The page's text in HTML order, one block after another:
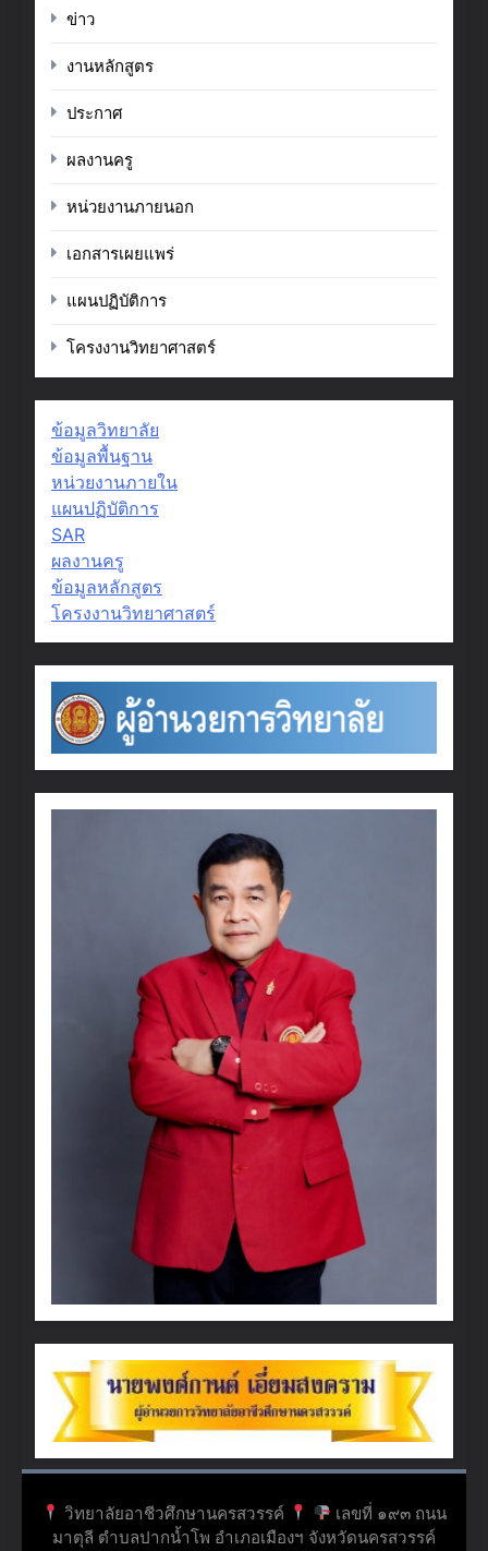
ข่าว
งานหลักสูตร
ประกาศ
ผลงานครู
หน่วยงานภายนอก
เอกสารเผยแพร่
แผนปฏิบัติการ
โครงงานวิทยาศาสตร์
ข้อมูลวิทยาลัย
ข้อมูลพื้นฐาน
หน่วยงานภายใน
แผนปฏิบัติการ
SAR
ผลงานครู
ข้อมูลหลักสูตร
โครงงานวิทยาศาสตร์
วิทยาลัยอาชีวศึกษานครสวรรค์
เลขที่ ๑๙๓ ถนน
มาตุลี ตำบลปากน้ำโพ อำเภอเมืองฯ จังหวัดนครสวรรค์